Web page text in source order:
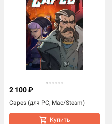
Capes (для PC, Mac/Steam)
2 100 ₽
Купить